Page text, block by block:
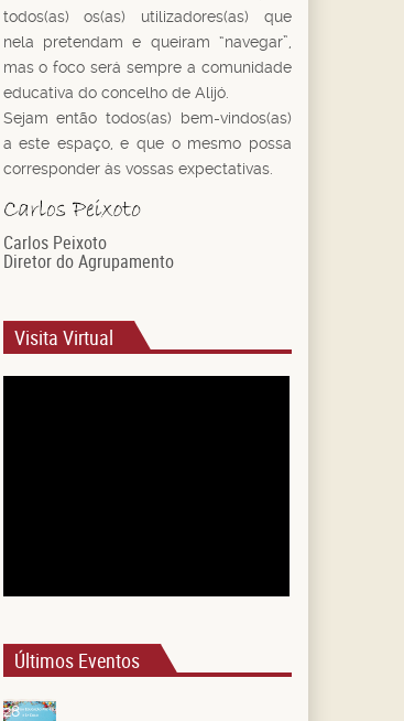
todos(as) os(as) utilizadores(as) que
nela pretendam e queiram “navegar”,
mas o foco será sempre a comunidade
educativa do concelho de Alijó.
Sejam então todos(as) bem-vindos(as)
a este espaço, e que o mesmo possa
corresponder às vossas expectativas.
Carlos Peixoto
Diretor do Agrupamento
Visita Virtual
Últimos Eventos
28